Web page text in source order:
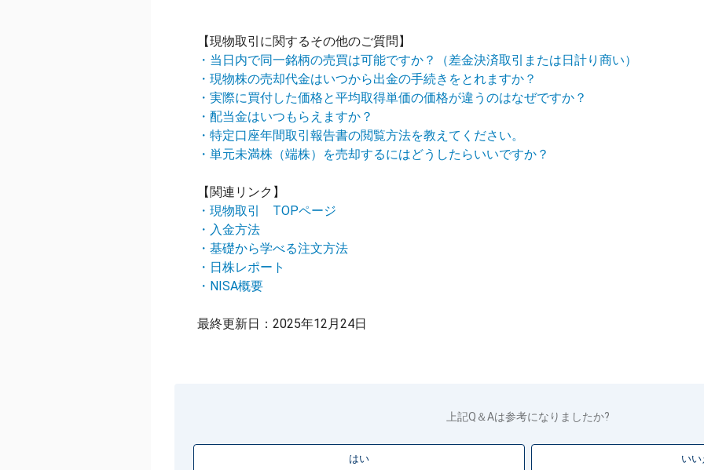
【現物取引に関するその他のご質問】
・当日内で同一銘柄の売買は可能ですか？（差金決済取引または日計り商い）
・現物株の売却代金はいつから出金の手続きをとれますか？
・実際に買付した価格と平均取得単価の価格が違うのはなぜですか？
・配当金はいつもらえますか？
・特定口座年間取引報告書の閲覧方法を教えてください。
・単元未満株（端株）を売却するにはどうしたらいいですか？
【関連リンク】
・現物取引 TOPページ
・入金方法
・基礎から学べる注文方法
・日株レポート
・NISA概要
最終更新日：2025年12月24日
上記Q＆Aは参考になりましたか?
はい いい